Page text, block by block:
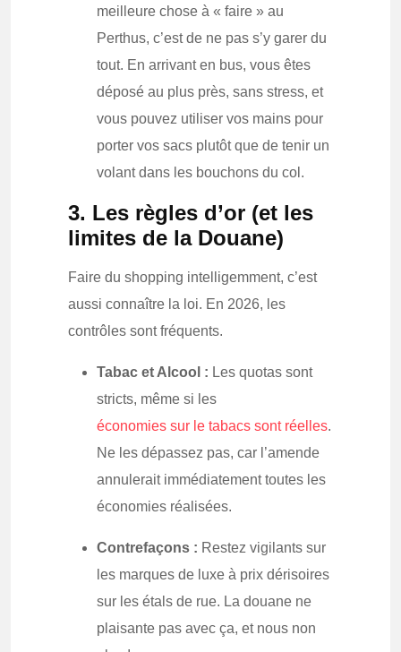
meilleure chose à « faire » au
Perthus, c’est de ne pas s’y garer du
tout. En arrivant en bus, vous êtes
déposé au plus près, sans stress, et
vous pouvez utiliser vos mains pour
porter vos sacs plutôt que de tenir un
volant dans les bouchons du col.
3. Les règles d’or (et les
limites de la Douane)
Faire du shopping intelligemment, c’est
aussi connaître la loi. En 2026, les
contrôles sont fréquents.
Tabac et Alcool : Les quotas sont
stricts, même si les
économies sur le tabacs sont réelles.
Ne les dépassez pas, car l’amende
annulerait immédiatement toutes les
économies réalisées.
Contrefaçons : Restez vigilants sur
les marques de luxe à prix dérisoires
sur les étals de rue. La douane ne
plaisante pas avec ça, et nous non